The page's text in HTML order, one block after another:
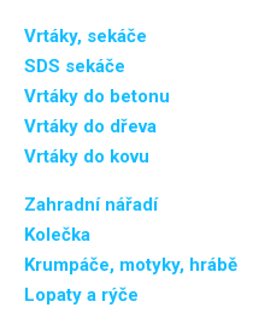
Vrtáky, sekáče
SDS sekáče
Vrtáky do betonu
Vrtáky do dřeva
Vrtáky do kovu
Zahradní nářadí
Kolečka
Krumpáče, motyky, hrábě
Lopaty a rýče